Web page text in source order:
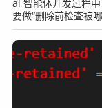
ai 智能体开发过程
要做“删除前检查被
使用”？